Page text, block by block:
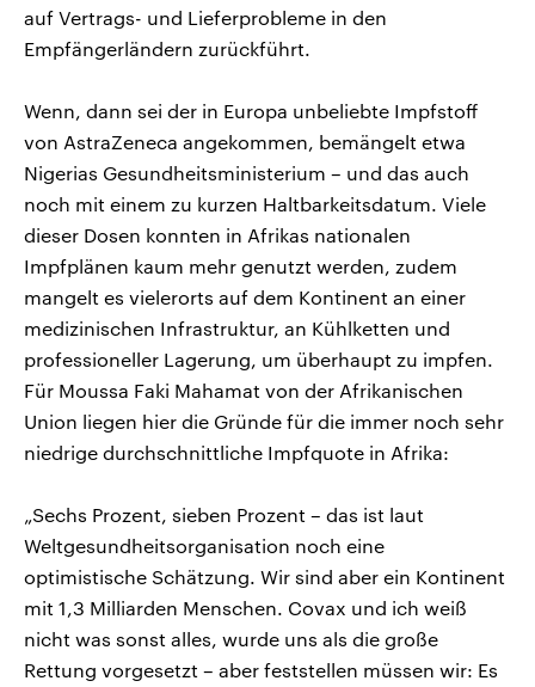
auf Vertrags- und Lieferprobleme in den
Empfängerländern zurückführt.
Wenn, dann sei der in Europa unbeliebte Impfstoff
von AstraZeneca angekommen, bemängelt etwa
Nigerias Gesundheitsministerium – und das auch
noch mit einem zu kurzen Haltbarkeitsdatum. Viele
dieser Dosen konnten in Afrikas nationalen
Impfplänen kaum mehr genutzt werden, zudem
mangelt es vielerorts auf dem Kontinent an einer
medizinischen Infrastruktur, an Kühlketten und
professioneller Lagerung, um überhaupt zu impfen.
Für Moussa Faki Mahamat von der Afrikanischen
Union liegen hier die Gründe für die immer noch sehr
niedrige durchschnittliche Impfquote in Afrika:
„Sechs Prozent, sieben Prozent – das ist laut
Weltgesundheitsorganisation noch eine
optimistische Schätzung. Wir sind aber ein Kontinent
mit 1,3 Milliarden Menschen. Covax und ich weiß
nicht was sonst alles, wurde uns als die große
Rettung vorgesetzt – aber feststellen müssen wir: Es